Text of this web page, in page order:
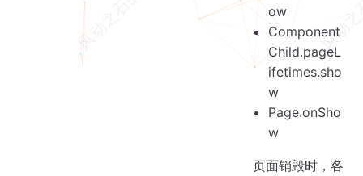
ow
Component
Child.pageL
ifetimes.sho
w
Page.onSho
w
页面销毁时，各